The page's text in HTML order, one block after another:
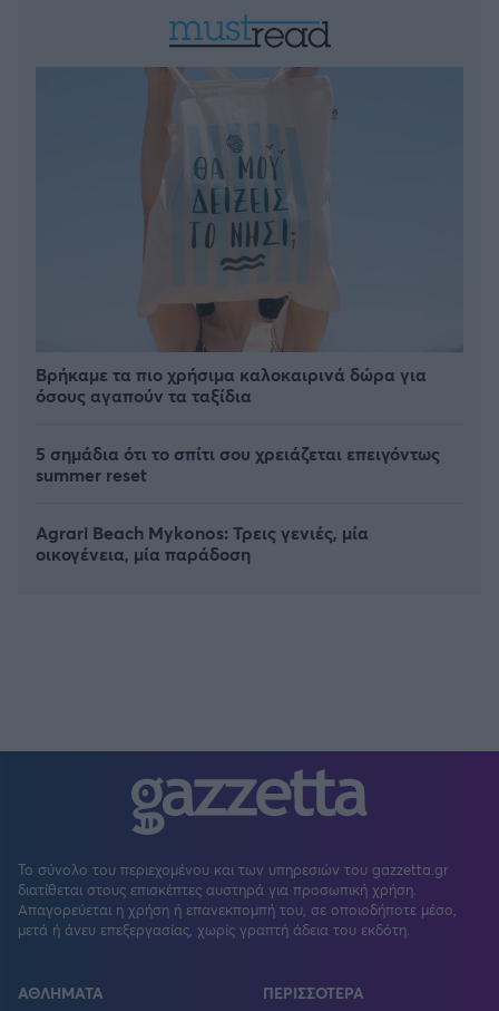
Βρήκαμε τα πιο χρήσιμα καλοκαιρινά δώρα για
όσους αγαπούν τα ταξίδια
5 σημάδια ότι το σπίτι σου χρειάζεται επειγόντως
summer reset
Agrari Beach Mykonos: Τρεις γενιές, μία
οικογένεια, μία παράδοση
Το σύνολο του περιεχομένου και των υπηρεσιών του gazzetta.gr
διατίθεται στους επισκέπτες αυστηρά για προσωπική χρήση.
Απαγορεύεται η χρήση ή επανεκπομπή του, σε οποιοδήποτε μέσο,
μετά ή άνευ επεξεργασίας, χωρίς γραπτή άδεια του εκδότη.
ΑΘΛΗΜΑΤΑ ΠΕΡΙΣΣΟΤΕΡΑ